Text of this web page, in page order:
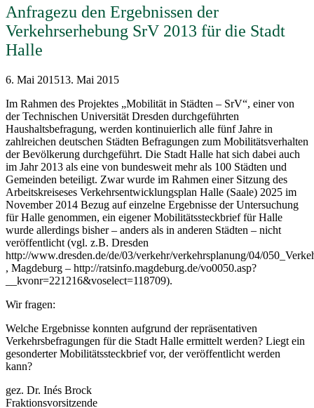
Anfragezu den Ergebnissen der
Verkehrserhebung SrV 2013 für die Stadt
Halle
6. Mai 201513. Mai 2015
Im Rahmen des Projektes „Mobilität in Städten – SrV“, einer von
der Technischen Universität Dresden durchgeführten
Haushaltsbefragung, werden kontinuierlich alle fünf Jahre in
zahlreichen deutschen Städten Befragungen zum Mobilitätsverhalten
der Bevölkerung durchgeführt. Die Stadt Halle hat sich dabei auch
im Jahr 2013 als eine von bundesweit mehr als 100 Städten und
Gemeinden beteiligt. Zwar wurde im Rahmen einer Sitzung des
Arbeitskreiseses Verkehrsentwicklungsplan Halle (Saale) 2025 im
November 2014 Bezug auf einzelne Ergebnisse der Untersuchung
für Halle genommen, ein eigener Mobilitätssteckbrief für Halle
wurde allerdings bisher – anders als in anderen Städten – nicht
veröffentlicht (vgl. z.B. Dresden
http://www.dresden.de/de/03/verkehr/verkehrsplanung/04/
, Magdeburg – http://ratsinfo.magdeburg.de/vo0050.asp?
__kvonr=221216&voselect=118709).
Wir fragen:
Welche Ergebnisse konnten aufgrund der repräsentativen
Verkehrsbefragungen für die Stadt Halle ermittelt werden? Liegt ein
gesonderter Mobilitätssteckbrief vor, der veröffentlicht werden
kann?
gez. Dr. Inés Brock
Fraktionsvorsitzende